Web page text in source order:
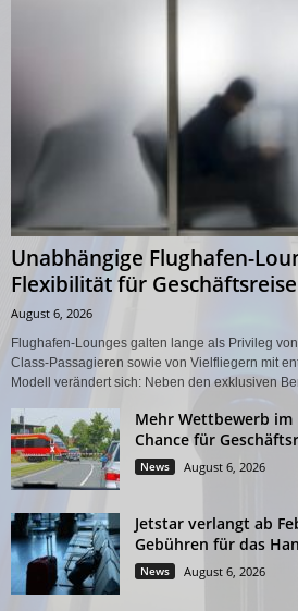
Unabhängige Flughafen-
Flexibilität für
August 6, 2026
Flughafen-Lounges galten lange als Privileg
Class-Passagieren sowie von Vielfliegern mit
Modell verändert sich: Neben den exklusiven
Mehr Wettbewerb
Chance für
News August 6, 2026
Jetstar verlangt ab
Gebühren für das
News August 6, 2026